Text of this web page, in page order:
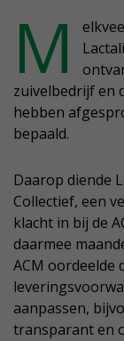
M
zuivelbedrijf en
hebben
bepaald.
Daarop diende
Collectief, een
klacht in bij de
daarmee
ACM oordeelde
aanpassen,
transparant en